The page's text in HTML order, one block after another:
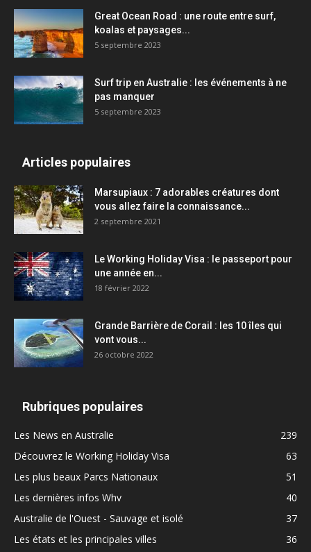
Great Ocean Road : une route entre surf,
koalas et paysages...
5 septembre 2023
Surf trip en Australie : les événements à ne
pas manquer
5 septembre 2023
Articles populaires
Marsupiaux : 7 adorables créatures dont
vous allez faire la connaissance...
2 septembre 2021
Le Working Holiday Visa : le passeport pour
une année en...
18 février 2022
Grande Barrière de Corail : les 10 îles qui
vont vous...
26 octobre 2022
Rubriques populaires
Les News en Australie
239
Découvrez le Working Holiday Visa
63
Les plus beaux Parcs Nationaux
51
Les dernières infos Whv
40
Australie de l'Ouest - Sauvage et isolé
37
Les états et les principales villes
36